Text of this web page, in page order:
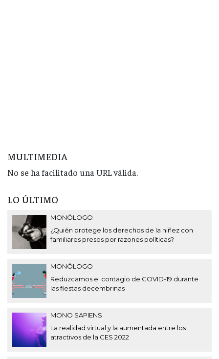
MULTIMEDIA
No se ha facilitado una URL válida.
LO ÚLTIMO
MONÓLOGO
¿Quién protege los derechos de la niñez con
familiares presos por razones políticas?
MONÓLOGO
Reduzcamos el contagio de COVID-19 durante
las fiestas decembrinas
MONO SAPIENS
La realidad virtual y la aumentada entre los
atractivos de la CES 2022